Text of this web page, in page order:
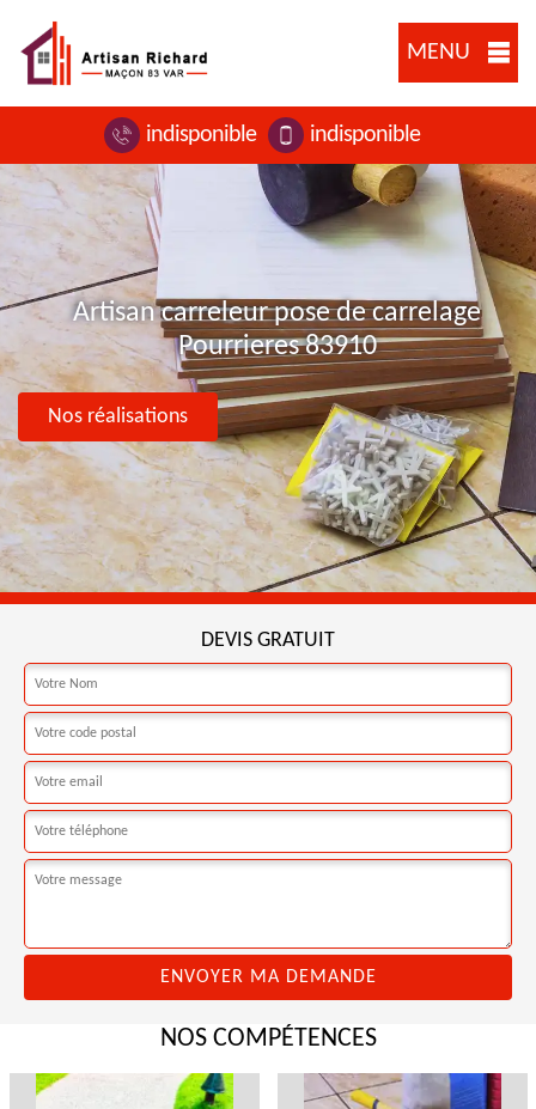
MENU
indisponible indisponible
Artisan carreleur pose de carrelage
Pourrieres 83910
Nos réalisations
DEVIS GRATUIT
NOS COMPÉTENCES